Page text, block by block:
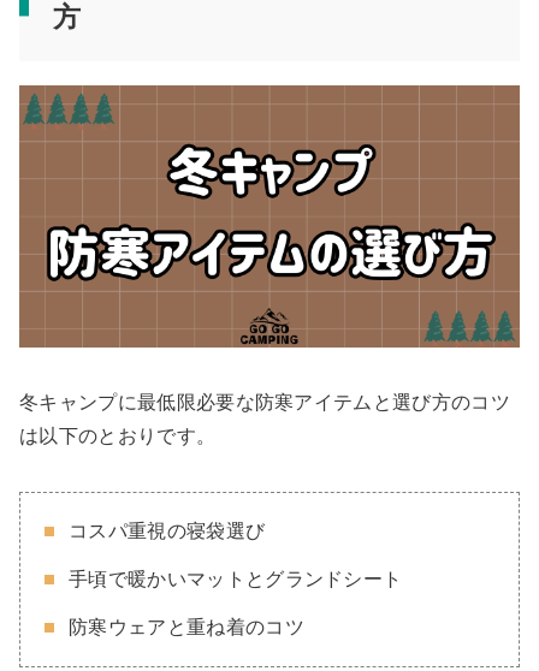
方
冬キャンプに最低限必要な防寒アイテムと選び方のコツ
は以下のとおりです。
コスパ重視の寝袋選び
手頃で暖かいマットとグランドシート
防寒ウェアと重ね着のコツ